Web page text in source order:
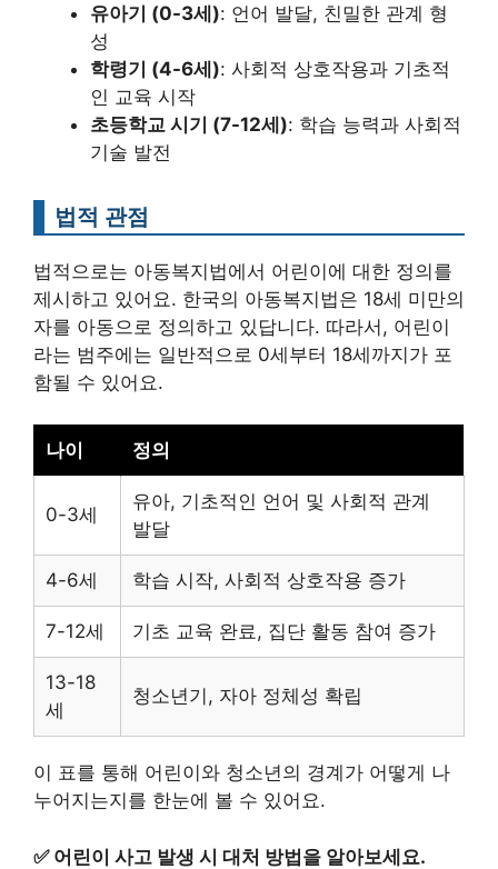
유아기 (0-3세): 언어 발달, 친밀한 관계 형
성
학령기 (4-6세): 사회적 상호작용과 기초적
인 교육 시작
초등학교 시기 (7-12세): 학습 능력과 사회적
기술 발전
법적 관점
법적으로는 아동복지법에서 어린이에 대한 정의를
제시하고 있어요. 한국의 아동복지법은 18세 미만의
자를 아동으로 정의하고 있답니다. 따라서, 어린이
라는 범주에는 일반적으로 0세부터 18세까지가 포
함될 수 있어요.
나이 정의
0-3세
유아, 기초적인 언어 및 사회적 관계
발달
4-6세 학습 시작, 사회적 상호작용 증가
7-12세 기초 교육 완료, 집단 활동 참여 증가
13-18
세
청소년기, 자아 정체성 확립
이 표를 통해 어린이와 청소년의 경계가 어떻게 나
누어지는지를 한눈에 볼 수 있어요.
✅ 어린이 사고 발생 시 대처 방법을 알아보세요.